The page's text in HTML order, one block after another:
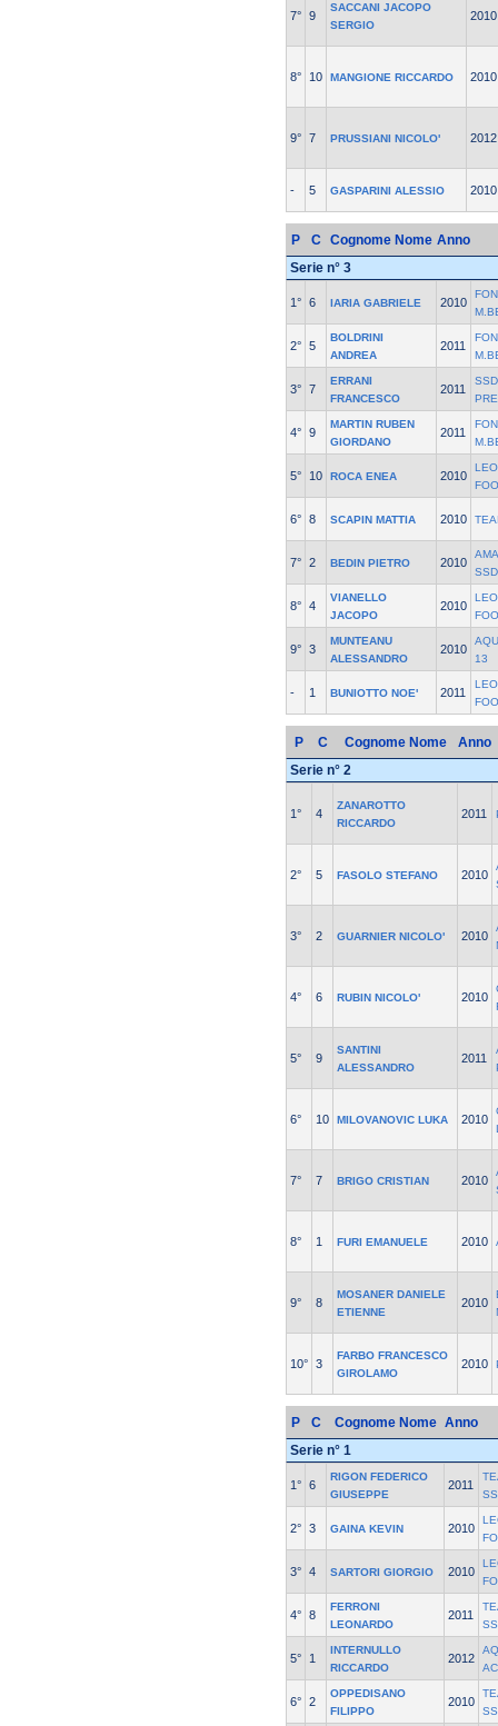
7° 9
SACCANI JACOPO
SERGIO
2010
8° 10 MANGIONE RICCARDO 2010
9° 7 PRUSSIANI NICOLO' 2012
- 5 GASPARINI ALESSIO 2010
P C Cognome Nome Anno
Serie n° 3
1° 6 IARIA GABRIELE 2010
2° 5
BOLDRINI
ANDREA
2011
3° 7
ERRANI
FRANCESCO
2011
4° 9
MARTIN RUBEN
GIORDANO
2011
5° 10 ROCA ENEA 2010
6° 8 SCAPIN MATTIA 2010
7° 2 BEDIN PIETRO 2010
8° 4
VIANELLO
JACOPO
2010
9° 3
MUNTEANU
ALESSANDRO
2010
13
- 1 BUNIOTTO NOE' 2011
P C Cognome Nome
Anno
Serie n° 2
1° 4
ZANAROTTO
RICCARDO
2011
2° 5 FASOLO STEFANO 2010
3° 2 GUARNIER NICOLO' 2010
4° 6 RUBIN NICOLO' 2010
5° 9
SANTINI
ALESSANDRO
2011
6° 10 MILOVANOVIC LUKA 2010
7° 7 BRIGO CRISTIAN 2010
8° 1 FURI EMANUELE 2010
9° 8
MOSANER DANIELE
ETIENNE
2010
10° 3
FARBO FRANCESCO
GIROLAMO
2010
P C Cognome Nome Anno
Serie n° 1
1° 6
RIGON FEDERICO
GIUSEPPE
2011
2° 3 GAINA KEVIN 2010
3° 4 SARTORI GIORGIO 2010
4° 8
FERRONI
LEONARDO
2011
5° 1
INTERNULLO
RICCARDO
2012
6° 2
OPPEDISANO
FILIPPO
2010